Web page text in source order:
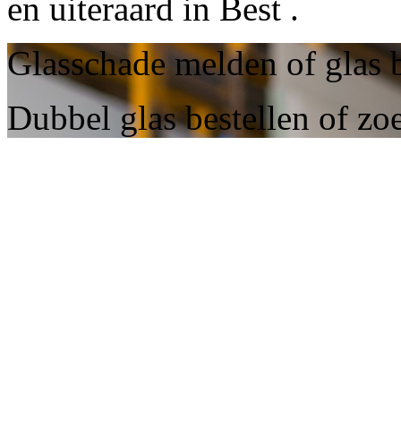
en uiteraard in Best .
Glasschade melden of glas
Dubbel glas bestellen of